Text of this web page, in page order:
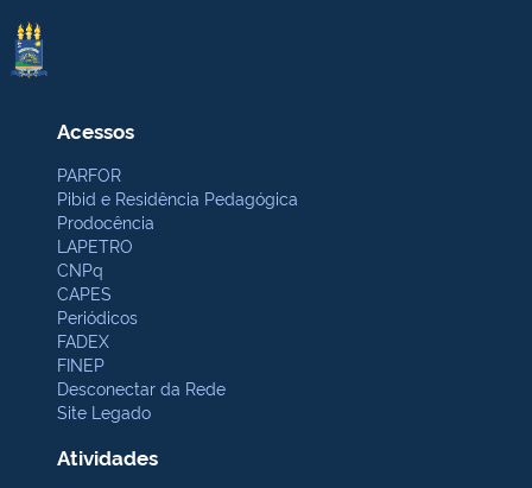
Acessos
PARFOR
Pibid e Residência Pedagógica
Prodocência
LAPETRO
CNPq
CAPES
Periódicos
FADEX
FINEP
Desconectar da Rede
Site Legado
Atividades